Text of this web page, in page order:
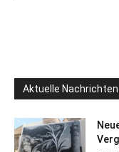
Aktuelle Nachrichten